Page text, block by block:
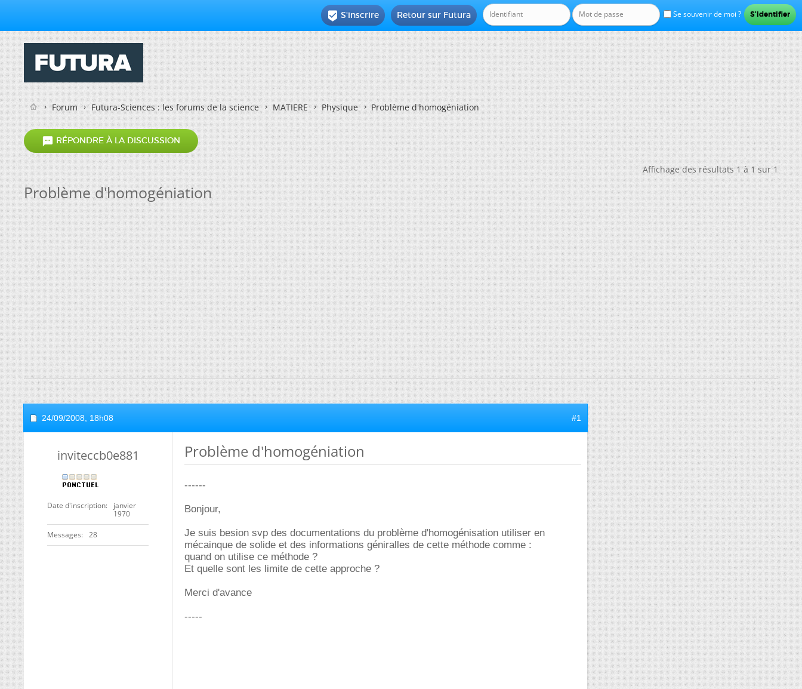
Se souvenir de moi ?
Retour sur Futura
 S'inscrire
Forum Futura-Sciences : les forums de la science MATIERE Physique Problème d'homogéniation
 RÉPONDRE À LA DISCUSSION
Affichage des résultats 1 à 1 sur 1
Problème d'homogéniation
24/09/2008, 18h08 #1
inviteccb0e881
Date d'inscription
janvier
1970
Messages 28
Problème d'homogéniation
------
Bonjour,
Je suis besion svp des documentations du problème d'homogénisation utiliser en
mécainque de solide et des informations géniralles de cette méthode comme :
quand on utilise ce méthode ?
Et quelle sont les limite de cette approche ?
Merci d'avance
-----